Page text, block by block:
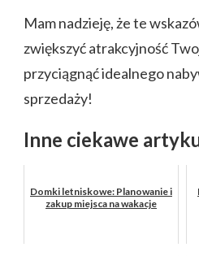
Mam nadzieję, że te
zwiększyć atrakcyjność
przyciągnąć idealnego
sprzedaży!
Inne ciekawe
Domki letniskowe: Planowanie i
zakup miejsca na wakacje